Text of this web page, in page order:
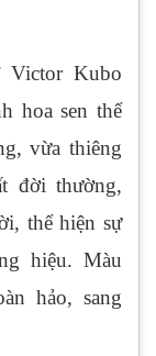
Victor Kubo
hoa sen thể
vừa thiêng
đời thường,
thể hiện sự
hiệu. Màu
hảo, sang